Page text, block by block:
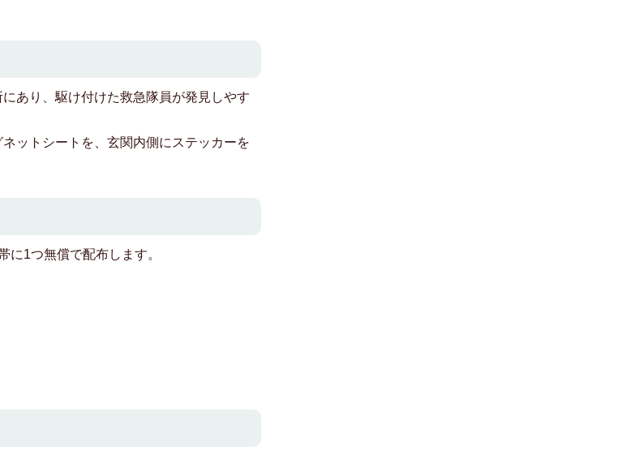
あり、駆け付けた救急隊員が発見しやす
ットシートを、玄関内側にステッカーを
に1つ無償で配布します。